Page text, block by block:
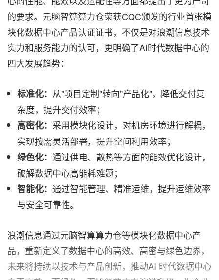
的要求。元脑智算算力仓荣获CQC颁发的行业首张模
块化数据中心产品认证证书，不仅是对浪潮信息技术
实力和服务能力的认可，更明确了AI时代数据中心的
四大发展趋势：
标准化： 从"项目定制"转向"产品化"，降低交付复
杂度，提升交付效率；
高密化： 采用模块化设计，对机房环境进行解耦，
实现按需灵活部署，提升空间利用效率；
绿色化： 通过供电、散热等方面的能效优化设计，
破解数据中心高能耗难题；
智能化： 通过智能管理、精准运维，提升运维效率
与安全可靠性。
浪潮信息通过元脑智算算力仓等模块化数据中心产
品，重新定义了数据中心的高效、高密与绿色边界，
未来将持续以技术与产品创新，推动AI 时代数据中心